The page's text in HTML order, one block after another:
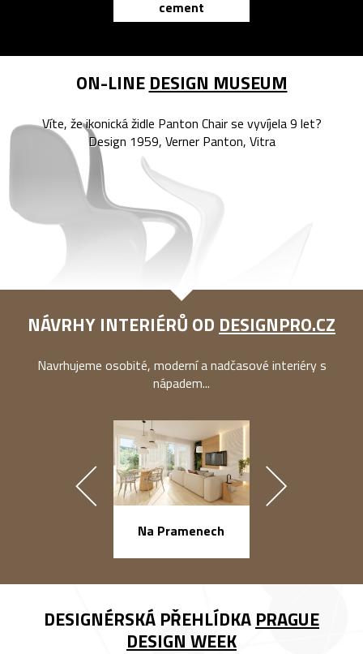
cement
ON-LINE DESIGN MUSEUM
Víte, že ikonická židle Panton Chair se vyvíjela 9 let?
Design 1959, Verner Panton, Vitra
NÁVRHY INTERIÉRŮ OD DESIGNPRO.CZ
Navrhujeme osobité, moderní a nadčasové interiéry s
nápadem...
Na Pramenech
DESIGNÉRSKÁ PŘEHLÍDKA PRAGUE
DESIGN WEEK